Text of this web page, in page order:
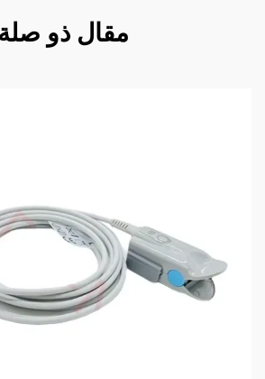
مقال ذو صلة